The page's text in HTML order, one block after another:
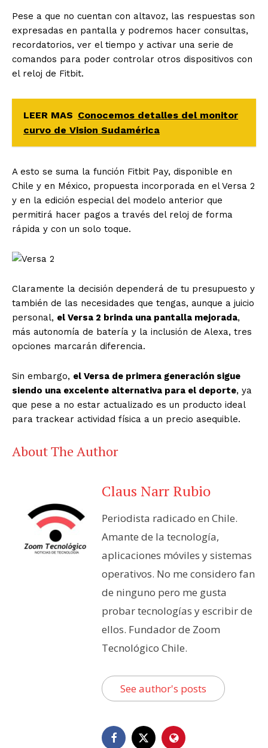
Pese a que no cuentan con altavoz, las respuestas son
expresadas en pantalla y podremos hacer consultas,
recordatorios, ver el tiempo y activar una serie de
comandos para poder controlar otros dispositivos con
el reloj de Fitbit.
LEER MAS Conocemos detalles del monitor
curvo de Vision Sudamérica
A esto se suma la función Fitbit Pay, disponible en
Chile y en México, propuesta incorporada en el Versa 2
y en la edición especial del modelo anterior que
permitirá hacer pagos a través del reloj de forma
rápida y con un solo toque.
Claramente la decisión dependerá de tu presupuesto y
también de las necesidades que tengas, aunque a juicio
personal, el Versa 2 brinda una pantalla mejorada,
más autonomía de batería y la inclusión de Alexa, tres
opciones marcarán diferencia.
Sin embargo, el Versa de primera generación sigue
siendo una excelente alternativa para el deporte, ya
que pese a no estar actualizado es un producto ideal
para trackear actividad física a un precio asequible.
About The Author
Claus Narr Rubio
Periodista radicado en Chile.
Amante de la tecnología,
aplicaciones móviles y sistemas
operativos. No me considero fan
de ninguno pero me gusta
probar tecnologías y escribir de
ellos. Fundador de Zoom
Tecnológico Chile.
See author's posts